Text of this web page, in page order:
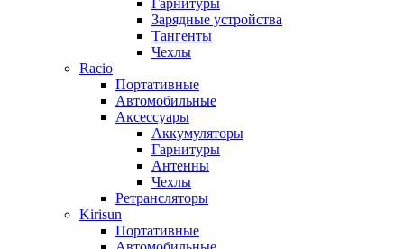
Зарядные устройства
Тангенты
Чехлы
Racio
Портативные
Автомобильные
Аксессуары
Аккумуляторы
Гарнитуры
Антенны
Чехлы
Ретрансляторы
Kirisun
Портативные